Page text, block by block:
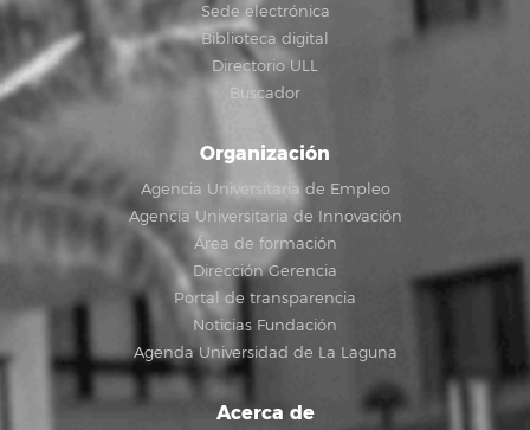
Sede electrónica
Biblioteca digital
Directorio ULL
Buscador
Organización
Agencia Universitaria de Empleo
Agencia Universitaria de Innovación
Área de formación
Dirección Gerencia
Portal de transparencia
Noticias Fundación
Agenda Universidad de La Laguna
Acerca de